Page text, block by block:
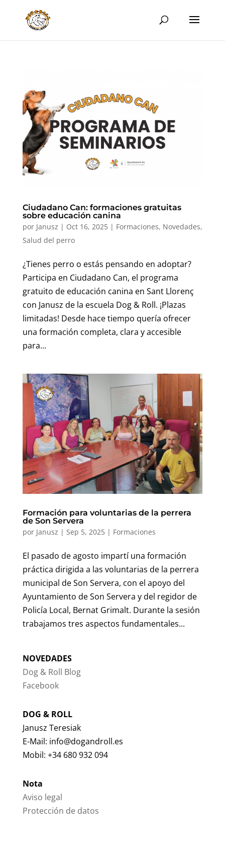
Ciudadano Can: formaciones gratuitas
sobre educación canina
por Janusz | Oct 16, 2025| Formaciones, Novedades,
Salud del perro
¿Tienes perro o estás pensando en adoptar?
Participa en Ciudadano Can, el programa
gratuito de educación canina en Sant Llorenç
con Janusz de la escuela Dog & Roll. ¡Plazas
limitadas! Desde hace tiempo quería ofrecer
una formación completa, clara y accesible
para...
Formación para voluntarias de la perrera
de Son Servera
por Janusz | Sep 5, 2025| Formaciones
El pasado de agosto impartí una formación
práctica dirigida a las voluntarias de la perrera
municipal de Son Servera, con el apoyo del
Ayuntamiento de Son Servera y del regidor de
Policía Local, Bernat Grimalt. Durante la sesión
trabajamos tres aspectos fundamentales...
NOVEDADES
Dog & Roll Blog
Facebook
DOG & ROLL
Janusz Teresiak
E-Mail: info@dogandroll.es
Mobil: +34 680 932 094
Nota
Aviso legal
Protección de datos